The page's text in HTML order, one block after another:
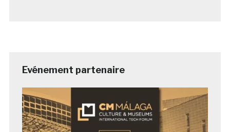
Evénement partenaire